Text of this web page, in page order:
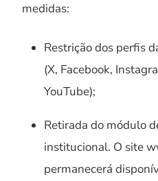
medidas:
Restrição dos perfis
(X, Facebook,
YouTube);
Retirada do módulo
institucional. O site
permanecerá